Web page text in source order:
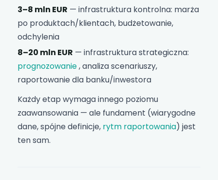
3–8 mln EUR — infrastruktura kontrolna: marża
po produktach/klientach, budżetowanie,
odchylenia
8–20 mln EUR — infrastruktura strategiczna:
prognozowanie, analiza scenariuszy,
raportowanie dla banku/inwestora
Każdy etap wymaga innego poziomu
zaawansowania — ale fundament (wiarygodne
dane, spójne definicje, rytm raportowania) jest
ten sam.